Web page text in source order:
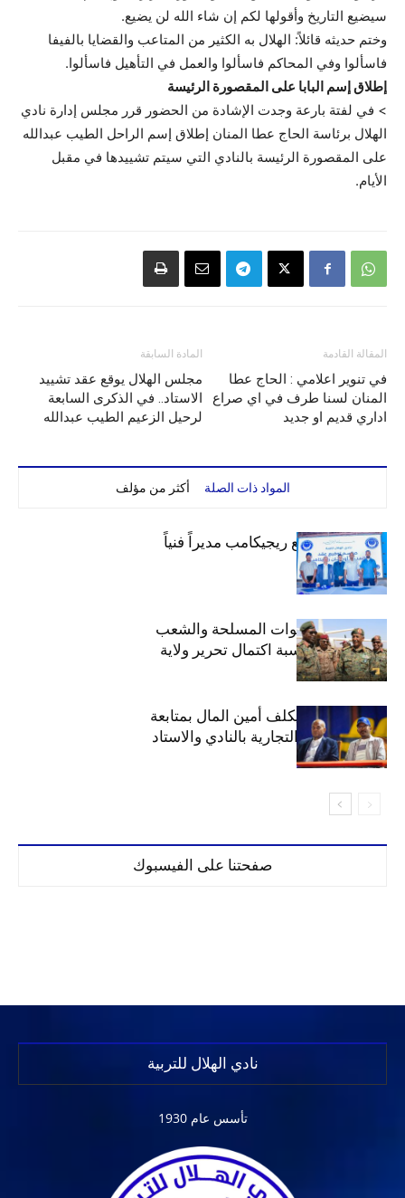
سيضيع التاريخ وأقولها لكم إن شاء الله لن يضيع.
وختم حديثه قائلاً: الهلال به الكثير من المتاعب والقضايا بالفيفا
فاسألوا وفي المحاكم فاسألوا والعمل في التأهيل فاسألوا.
إطلاق إسم البابا على المقصورة الرئيسة
> في لفتة بارعة وجدت الإشادة من الحضور قرر مجلس إدارة نادي
الهلال برئاسة الحاج عطا المنان إطلاق إسم الراحل الطيب عبدالله
على المقصورة الرئيسة بالنادي التي سيتم تشييدها في مقبل
الأيام.
المادة السابقة
مجلس الهلال يوقع عقد تشييد
الاستاد.. في الذكرى السابعة
لرحيل الزعيم الطيب عبدالله
المقالة القادمة
في تنوير اعلامي : الحاج عطا
المنان لسنا طرف في اي صراع
اداري قديم او جديد
المواد ذات الصلة أكثر من مؤلف
الهلال يتعاقد مع ريجيكامب مديراً فنياً
الهلال يهنئ القوات المسلحة والشعب
السوداني بمناسبة اكتمال تحرير ولاية
الخرطوم
مجلس الهلال يكلف أمين المال بمتابعة
ملف المحلات التجارية بالنادي والاستاد
صفحتنا على الفيسبوك
نادي الهلال للتربية
تأسس عام 1930